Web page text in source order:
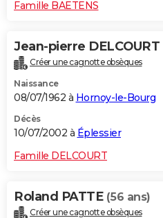
Famille BAETENS
Jean-pierre DELCOURT
Créer une cagnotte obsèques
Naissance
08/07/1962 à Hornoy-le-Bourg
Décès
10/07/2002 à Éplessier
Famille DELCOURT
Roland PATTE (56 ans)
Créer une cagnotte obsèques